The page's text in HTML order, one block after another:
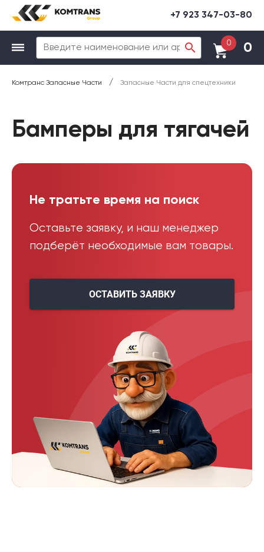
+7 923 347-03-80
0 0
Комтранс Запасные Части / Запасные Части для спецтехники
Бамперы для тягачей
Не тратьте время на поиск
Оставьте заявку, и наш менеджер
подберёт необходимые вам товары.
ОСТАВИТЬ ЗАЯВКУ